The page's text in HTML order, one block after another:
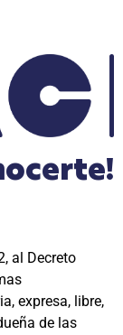
al Decreto
expresa, libre,
de las